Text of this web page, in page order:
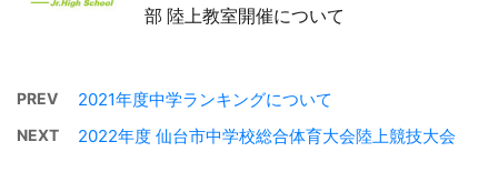
部 陸上教室開催について
PREV 2021年度中学ランキングについて
NEXT 2022年度 仙台市中学校総合体育大会陸上競技大会